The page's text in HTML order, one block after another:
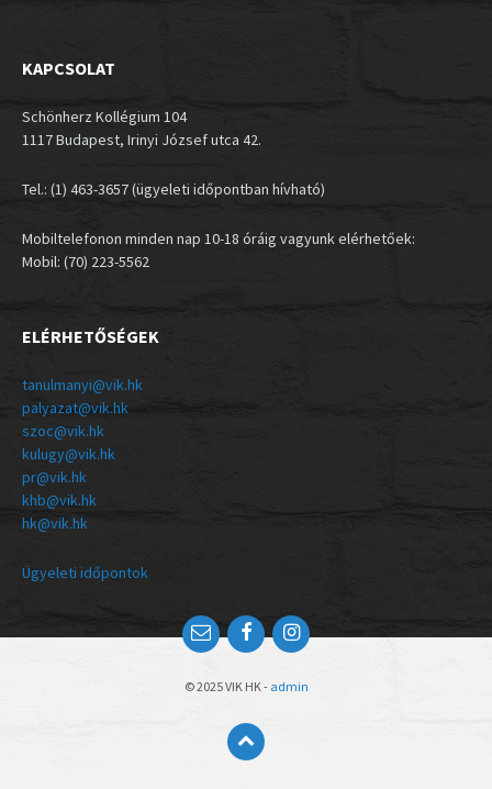
KAPCSOLAT
Schönherz Kollégium 104
1117 Budapest, Irinyi József utca 42.
Tel.: (1) 463-3657 (ügyeleti időpontban hívható)
Mobiltelefonon minden nap 10-18 óráig vagyunk elérhetőek:
Mobil: (70) 223-5562
ELÉRHETŐSÉGEK
tanulmanyi@vik.hk
palyazat@vik.hk
szoc@vik.hk
kulugy@vik.hk
pr@vik.hk
khb@vik.hk
hk@vik.hk
Ügyeleti időpontok
© 2025 VIK HK - admin